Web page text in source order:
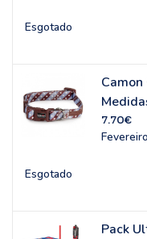
Esgotado
7.70€
Esgotado
Pack